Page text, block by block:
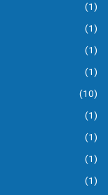
(1)
(1)
(1)
(1)
(10)
(1)
(1)
(1)
(1)